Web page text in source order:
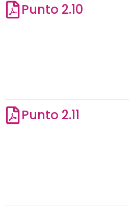
Punto 2.10
Punto 2.11